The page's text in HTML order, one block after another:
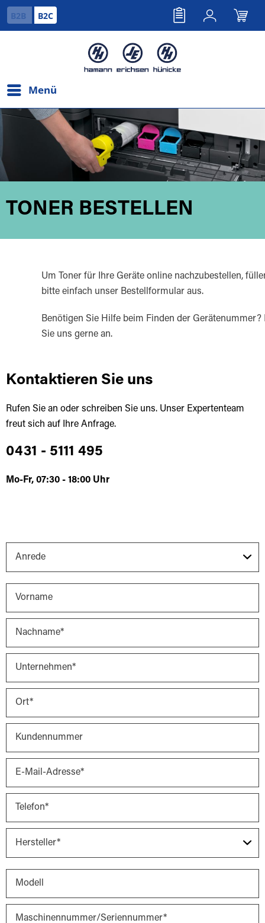
B2B B2C
Menü
TONER BESTELLEN
Um Toner für Ihre Geräte online nachzubestellen,
bitte einfach unser Bestellformular aus.
Benötigen Sie Hilfe beim Finden der Gerätenummer?
Sie uns gerne an.
Kontaktieren Sie uns
Rufen Sie an oder schreiben Sie uns. Unser Expertenteam
freut sich auf Ihre Anfrage.
0431 - 5111 495
Mo-Fr, 07:30 - 18:00 Uhr